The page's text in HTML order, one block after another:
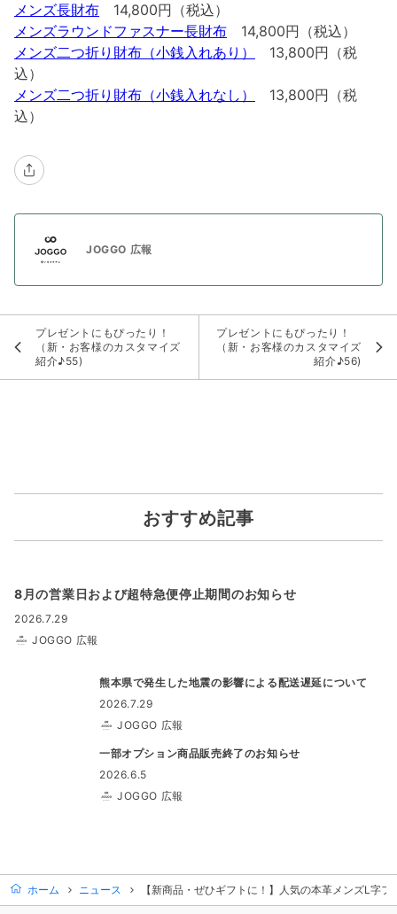
メンズ長財布 14,800円（税込）
メンズラウンドファスナー長財布 14,800円（税込）
メンズ二つ折り財布（小銭入れあり）
13,800円（税
込）
メンズ二つ折り財布（小銭入れなし）
13,800円（税
込）
JOGGO 広報
プレゼントにもぴったり！
（新・お客様のカスタマイズ
紹介♪55)
プレゼントにもぴったり！
（新・お客様のカスタマイズ
紹介♪56)
おすすめ記事
8月の営業日および超特急便停止期間のお知らせ
2026.7.29
JOGGO 広報
熊本県で発生した地震の影響による配送遅延について
2026.7.29
JOGGO 広報
一部オプション商品販売終了のお知らせ
2026.6.5
JOGGO 広報
ホーム ニュース 【新商品・ぜひギフトに！】人気の本革メンズL字